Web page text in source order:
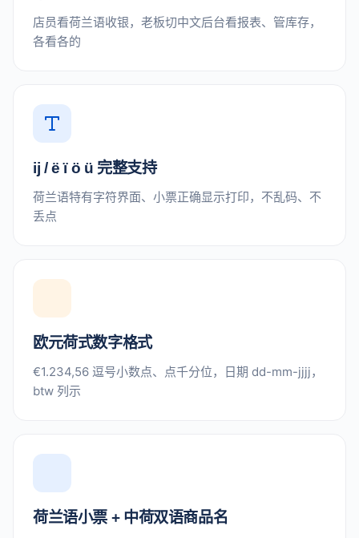
店员看荷兰语收银，老板切中文后台看报表、管库存，
各看各的
ij / ë ï ö ü 完整支持
荷兰语特有字符界面、小票正确显示打印，不乱码、不
丢点
欧元荷式数字格式
€1.234,56 逗号小数点、点千分位，日期 dd-mm-jjjj，
btw 列示
荷兰语小票 + 中荷双语商品名